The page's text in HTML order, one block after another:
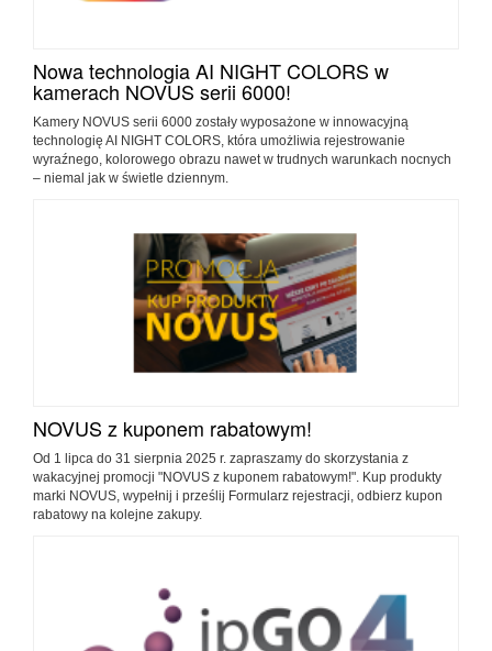
Nowa technologia AI NIGHT COLORS w
kamerach NOVUS serii 6000!
Kamery NOVUS serii 6000 zostały wyposażone w innowacyjną
technologię AI NIGHT COLORS, która umożliwia rejestrowanie
wyraźnego, kolorowego obrazu nawet w trudnych warunkach nocnych
– niemal jak w świetle dziennym.
NOVUS z kuponem rabatowym!
Od 1 lipca do 31 sierpnia 2025 r. zapraszamy do skorzystania z
wakacyjnej promocji "NOVUS z kuponem rabatowym!". Kup produkty
marki NOVUS, wypełnij i prześlij Formularz rejestracji, odbierz kupon
rabatowy na kolejne zakupy.